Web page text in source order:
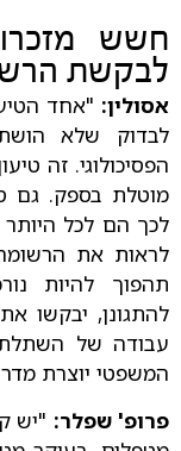
חשש
לבקשת
אסולין: "אחד
לבדוק שלא
הפסיכולוגי. זה
מוטלת בספק. גם
לכך הם לכל
לראות את
תהפוך להיות
להתגונן, יבקשו
עבודה של השתלת
המשפטי יוצרת
פרופ' שפלר: "יש